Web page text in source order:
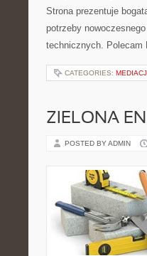
Strona prezentuje
potrzeby
technicznych. Polecam
CATEGORIES:
ZIELONA
POSTED BY ADMIN